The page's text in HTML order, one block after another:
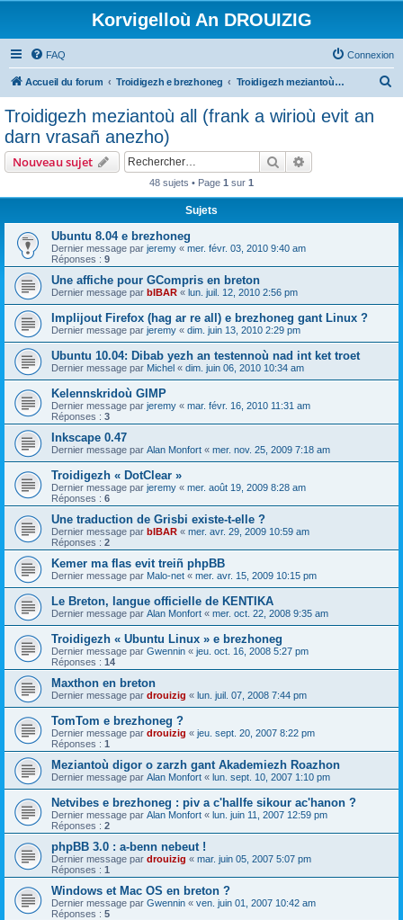
Korvigelloù An DROUIZIG
FAQ Connexion
Accueil du forum Troidigezh e brezhoneg Troidigezh meziantoù all (frank a wirioù evit an darn vrasañ anezho)
Troidigezh meziantoù all (frank a wirioù evit an
darn vrasañ anezho)
Nouveau sujet Rechercher
48 sujets • Page 1 sur 1
Sujets
Ubuntu 8.04 e brezhoneg
Dernier message par jeremy « mer. févr. 03, 2010 9:40 am
Réponses : 9
Une affiche pour GCompris en breton
Dernier message par bIBAR « lun. juil. 12, 2010 2:56 pm
Implijout Firefox (hag ar re all) e brezhoneg gant Linux ?
Dernier message par jeremy « dim. juin 13, 2010 2:29 pm
Ubuntu 10.04: Dibab yezh an testennoù nad int ket troet
Dernier message par Michel « dim. juin 06, 2010 10:34 am
Kelennskridoù GIMP
Dernier message par jeremy « mar. févr. 16, 2010 11:31 am
Réponses : 3
Inkscape 0.47
Dernier message par Alan Monfort « mer. nov. 25, 2009 7:18 am
Troidigezh « DotClear »
Dernier message par jeremy « mer. août 19, 2009 8:28 am
Réponses : 6
Une traduction de Grisbi existe-t-elle ?
Dernier message par bIBAR « mer. avr. 29, 2009 10:59 am
Réponses : 2
Kemer ma flas evit treiñ phpBB
Dernier message par Malo-net « mer. avr. 15, 2009 10:15 pm
Le Breton, langue officielle de KENTIKA
Dernier message par Alan Monfort « mer. oct. 22, 2008 9:35 am
Troidigezh « Ubuntu Linux » e brezhoneg
Dernier message par Gwennin « jeu. oct. 16, 2008 5:27 pm
Réponses : 14
Maxthon en breton
Dernier message par drouizig « lun. juil. 07, 2008 7:44 pm
TomTom e brezhoneg ?
Dernier message par drouizig « jeu. sept. 20, 2007 8:22 pm
Réponses : 1
Meziantoù digor o zarzh gant Akademiezh Roazhon
Dernier message par Alan Monfort « lun. sept. 10, 2007 1:10 pm
Netvibes e brezhoneg : piv a c'hallfe sikour ac'hanon ?
Dernier message par Alan Monfort « lun. juin 11, 2007 12:59 pm
Réponses : 2
phpBB 3.0 : a-benn nebeut !
Dernier message par drouizig « mar. juin 05, 2007 5:07 pm
Réponses : 1
Windows et Mac OS en breton ?
Dernier message par Gwennin « ven. juin 01, 2007 10:42 am
Réponses : 5